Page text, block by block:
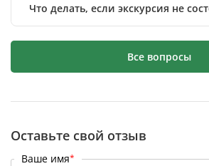
Что делать, если экскурсия не
Все вопросы
Оставьте свой отзыв
Ваше имя*